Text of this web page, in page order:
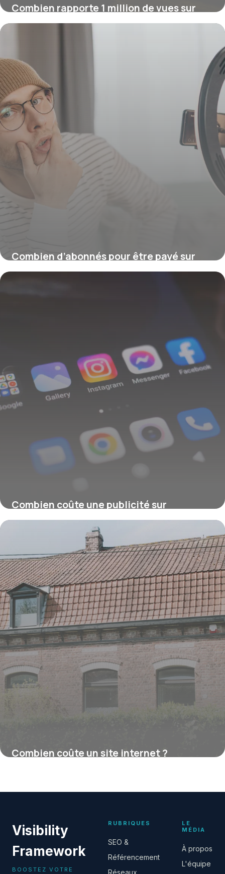
Combien rapporte 1 million de vues sur
YouTube ?
Combien d’abonnés pour être payé sur
YouTube ?
Combien coûte une publicité sur
Facebook ou Instagram ?
Combien coûte un site internet ?
Visibility
Framework
BOOSTEZ VOTRE
RUBRIQUES
SEO &
Référencement
LE
MÉDIA
À propos
L'équipe